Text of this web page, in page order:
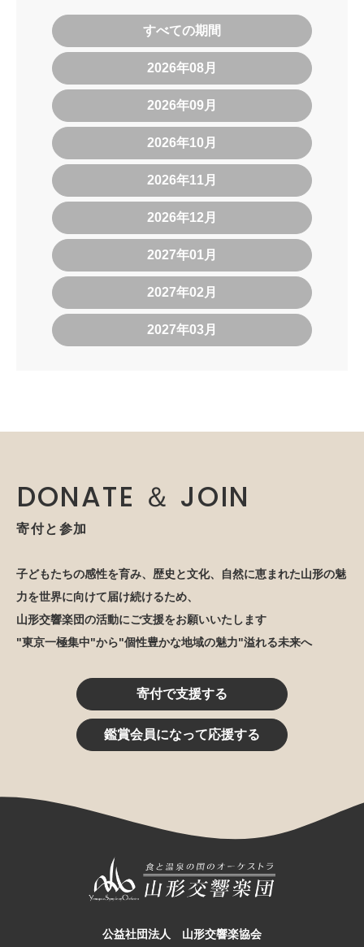
すべての期間
2026年08月
2026年09月
2026年10月
2026年11月
2026年12月
2027年01月
2027年02月
2027年03月
DONATE ＆ JOIN
寄付と参加
子どもたちの感性を育み、歴史と文化、自然に恵まれた山形の魅
力を世界に向けて届け続けるため、
山形交響楽団の活動にご支援をお願いいたします
"東京一極集中"から"個性豊かな地域の魅力"溢れる未来へ
寄付で支援する
鑑賞会員になって応援する
公益社団法人 山形交響楽協会